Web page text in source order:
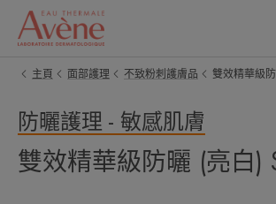
主頁
面部護理 不致粉刺護膚品 雙效精華級
防曬護理 - 敏感肌膚
雙效精華級防曬 (亮白)